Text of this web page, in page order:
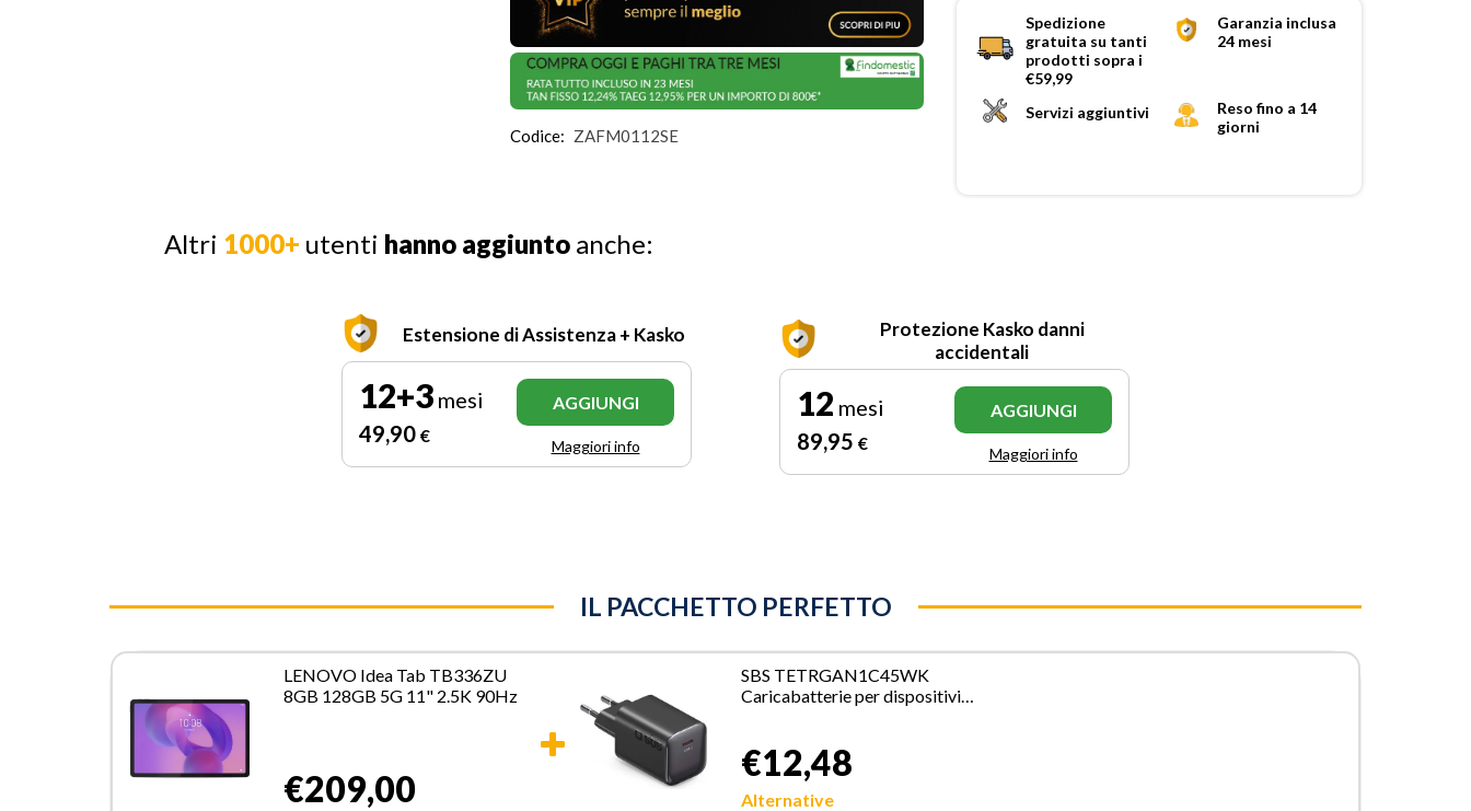
Codice: ZAFM0112SE
Spedizione
gratuita su tanti
prodotti sopra i
€59,99
Garanzia inclusa
24 mesi
Servizi aggiuntivi
Reso fino a 14
giorni
Altri 1000+ utenti hanno aggiunto anche:
Estensione di Assistenza + Kasko
12+3 mesi
49,90 €
AGGIUNGI
Maggiori info
Protezione Kasko danni
accidentali
12 mesi
89,95 €
AGGIUNGI
Maggiori info
IL PACCHETTO PERFETTO
LENOVO Idea Tab TB336ZU
8GB 128GB 5G 11" 2.5K 90Hz
€209,00
SBS TETRGAN1C45WK
Caricabatterie per dispositivi
€12,48
Alternative